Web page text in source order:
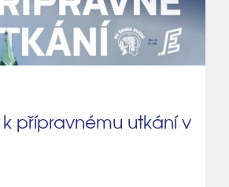
přípravnému utkání v